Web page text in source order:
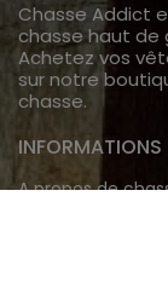
Chasse Addict
chasse haut de
Achetez vos
sur notre
chasse.
INFORMATIONS
A propos de